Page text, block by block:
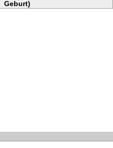
Geburt)